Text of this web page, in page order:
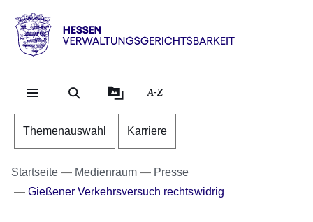
Direkt zum Kopf der
Direkt zum Inhalt
Direkt zum Fuß der
Hessen
Verwaltungsgerichtsbarkeit
A-Z
Themenauswahl Karriere
Startseite Medienraum
Presse
Gießener Verkehrsversuch rechtswidrig